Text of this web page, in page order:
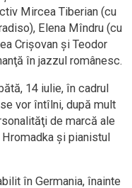
Mircea Tiberian (cu
Elena Mîndru (cu
Crişovan şi Teodor
în jazzul românesc.
14 iulie, în cadrul
vor întîlni, după mult
de marcă ale
şi pianistul
în Germania, înainte